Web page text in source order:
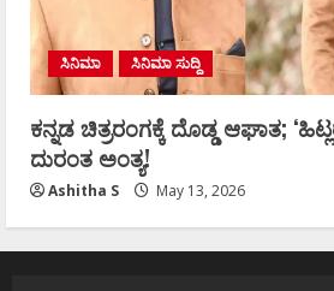
ಸಿನಿಮಾ ಸಿನಿಮಾ ಸುದ್ದಿ
ಕನ್ನಡ ಚಿತ್ರರಂಗಕ್ಕೆ ದೊಡ್ಡ ಆಘಾತ;
ದುರಂತ ಅಂತ್ಯ!
Ashitha S May 13, 2026